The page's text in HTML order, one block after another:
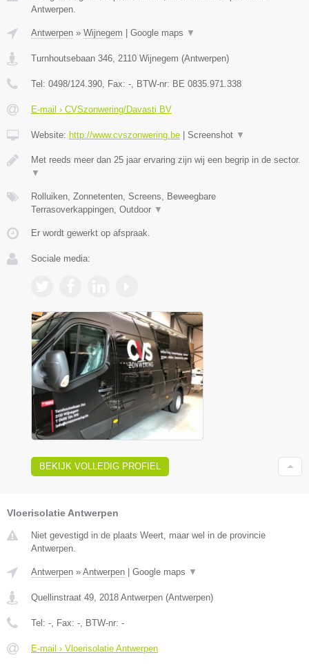
Antwerpen.
Antwerpen » Wijnegem | Google maps ▼
Turnhoutsebaan 346 2110 Wijnegem (Antwerpen)
Tel: 0498/124.390 , Fax: - , BTW-nr: BE 0835.971.338
E-mail › CVSzonwering/Davasti BV
Website: http://www.cvszonwering.be | Screenshot ▼
Met reeds meer dan 25 jaar ervaring zijn wij een begrip in de sector.
▼
Rolluiken, Zonnetenten, Screens, Beweegbare
Terrasoverkappingen, Outdoor ▼
Er wordt gewerkt op afspraak.
Sociale media:
BEKIJK VOLLEDIG PROFIEL
Vloerisolatie Antwerpen
Niet gevestigd in de plaats Weert, maar wel in de provincie
Antwerpen.
Antwerpen » Antwerpen Google maps ▼
Quellinstraat 49, 2018 Antwerpen (Antwerpen)
Tel: -, Fax: -, BTW-nr: -
E-mail › Vloerisolatie Antwerpen